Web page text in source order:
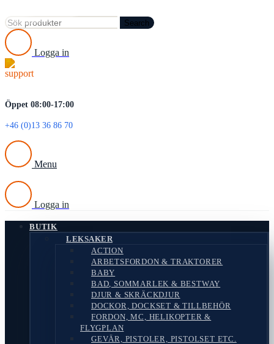
Search
Logga in
Öppet 08:00-17:00
+46 (0)13 36 86 70
Menu
Logga in
BUTIK
LEKSAKER
ACTION
ARBETSFORDON & TRAKTORER
BABY
BAD, SOMMARLEK & BESTWAY
DJUR & SKRÄCKDJUR
DOCKOR, DOCKSET & TILLBEHÖR
FORDON, MC, HELIKOPTER &
FLYGPLAN
GEVÄR, PISTOLER, PISTOLSET ETC.